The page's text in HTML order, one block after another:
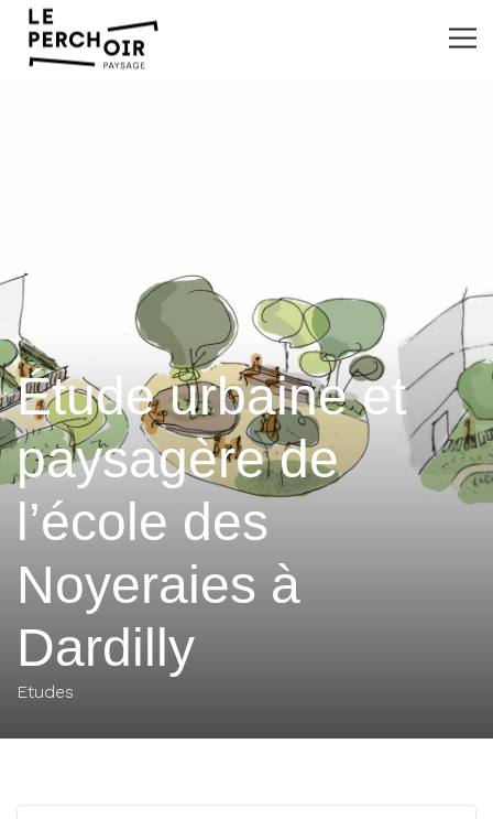
Étude urbaine et
paysagère de
l’école des
Noyeraies à
Dardilly
Etudes